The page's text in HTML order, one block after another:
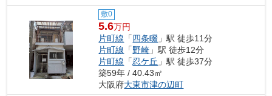
敷0
5.6万円
片町線 「四条畷 」駅 徒歩11分
片町線 「野崎 」駅 徒歩12分
片町線 「忍ケ丘 」駅 徒歩37分
築59年 / 40.43㎡
大阪府大東市津の辺町